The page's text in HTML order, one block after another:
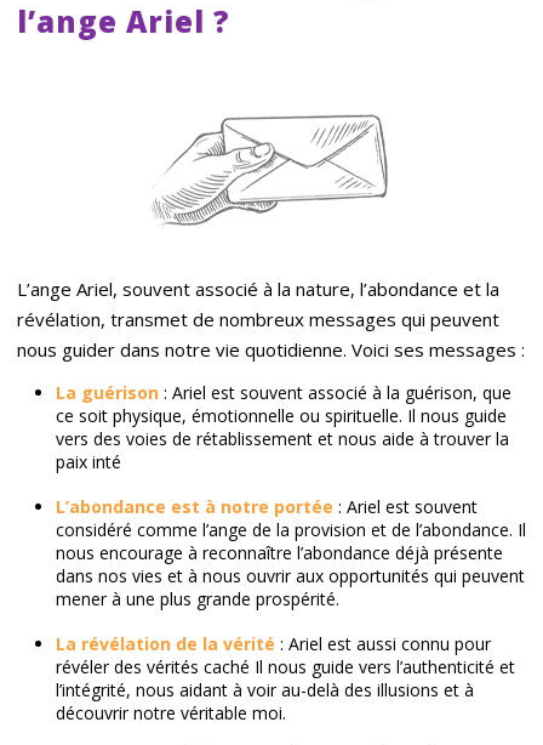
l’ange Ariel ?
L’ange Ariel, souvent associé à la nature, l’abondance et la
révélation, transmet de nombreux messages qui peuvent
nous guider dans notre vie quotidienne. Voici ses messages :
La guérison : Ariel est souvent associé à la guérison, que
ce soit physique, émotionnelle ou spirituelle. Il nous guide
vers des voies de rétablissement et nous aide à trouver la
paix inté
L’abondance est à notre portée : Ariel est souvent
considéré comme l’ange de la provision et de l’abondance. Il
nous encourage à reconnaître l’abondance déjà présente
dans nos vies et à nous ouvrir aux opportunités qui peuvent
mener à une plus grande prospérité.
La révélation de la vérité : Ariel est aussi connu pour
révéler des vérités caché Il nous guide vers l’authenticité et
l’intégrité, nous aidant à voir au-delà des illusions et à
découvrir notre véritable moi.